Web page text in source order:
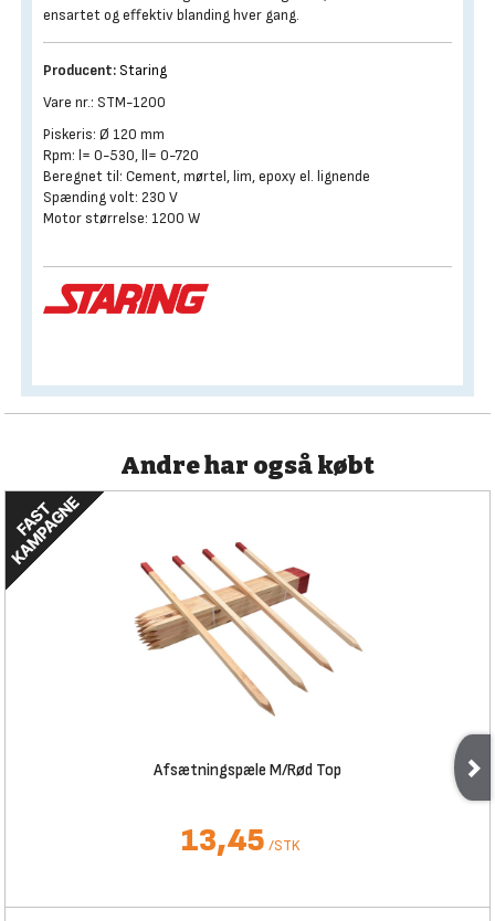
ensartet og effektiv blanding hver gang.
Producent: Staring
Vare nr.: STM-1200
Piskeris: Ø 120 mm
Rpm: l= 0-530, ll= 0-720
Beregnet til: Cement, mørtel, lim, epoxy el. lignende
Spænding volt: 230 V
Motor størrelse: 1200 W
Andre har også købt
Afsætningspæle M/Rød Top
13,45 /STK